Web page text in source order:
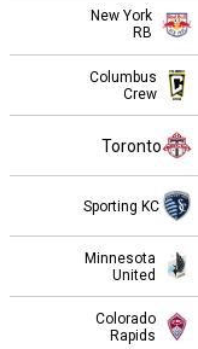
New York
RB
Columbus
Crew
Toronto
Sporting KC
Minnesota
United
Colorado
Rapids